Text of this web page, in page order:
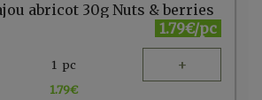
abricot 30g Nuts & berries
1.79€/pc
1 pc +
1.79€